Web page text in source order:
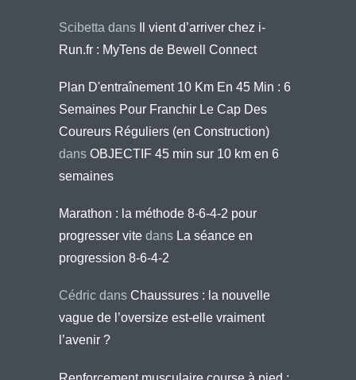
Scibetta dans
Il vient d’arriver chez i-
Run.fr : MyTens de Bewell Connect
Plan D'entraînement 10 Km En 45 Min : 6
Semaines Pour Franchir Le Cap Des
Coureurs Réguliers (en Construction)
dans OBJECTIF 45 min sur 10 km en 6
semaines
Marathon : la méthode 8-6-4-2 pour
progresser vite dans La séance en
progression 8-6-4-2
Cédric dans Chaussures : la nouvelle
vague de l’oversize est-elle vraiment
l’avenir ?